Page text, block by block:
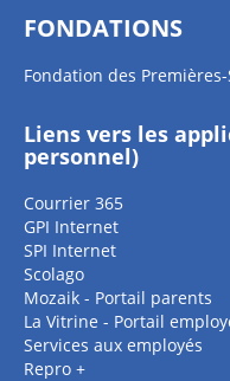
FONDATIONS
Fondation des
Liens vers les
personnel)
Courrier 365
GPI Internet
SPI Internet
Scolago
Mozaik - Portail parents
La Vitrine - Portail
Services aux employés
Repro +